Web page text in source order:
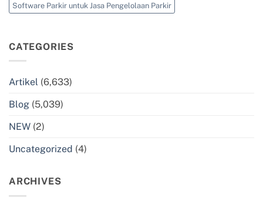
Software Parkir untuk Jasa Pengelolaan Parkir
CATEGORIES
Artikel (6,633)
Blog (5,039)
NEW (2)
Uncategorized (4)
ARCHIVES